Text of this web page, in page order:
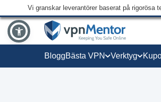
Vi granskar leverantörer baserat på rigorösa
BloggBästa VPN Verktyg